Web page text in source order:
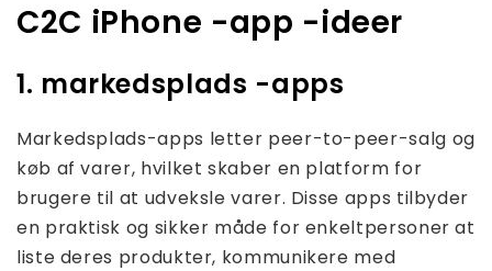
C2C iPhone -app -ideer
1. markedsplads -apps
Markedsplads-apps letter peer-to-peer-salg og
køb af varer, hvilket skaber en platform for
brugere til at udveksle varer. Disse apps tilbyder
en praktisk og sikker måde for enkeltpersoner at
liste deres produkter, kommunikere med